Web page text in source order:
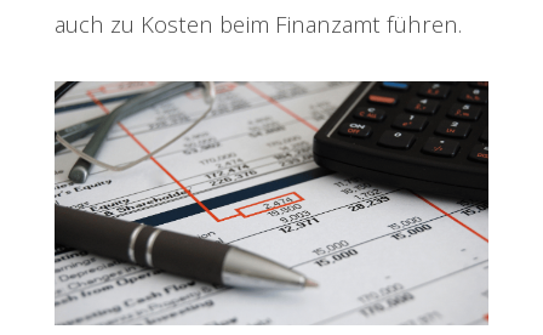
auch zu Kosten beim Finanzamt führen.